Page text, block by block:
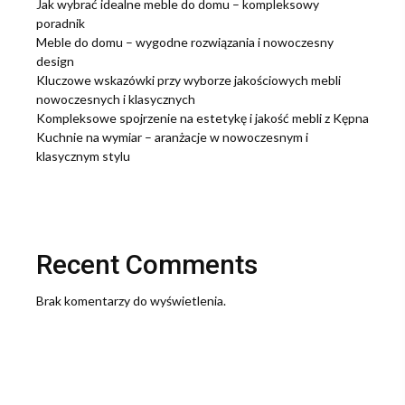
Jak wybrać idealne meble do domu – kompleksowy
poradnik
Meble do domu – wygodne rozwiązania i nowoczesny
design
Kluczowe wskazówki przy wyborze jakościowych mebli
nowoczesnych i klasycznych
Kompleksowe spojrzenie na estetykę i jakość mebli z Kępna
Kuchnie na wymiar – aranżacje w nowoczesnym i
klasycznym stylu
Recent Comments
Brak komentarzy do wyświetlenia.